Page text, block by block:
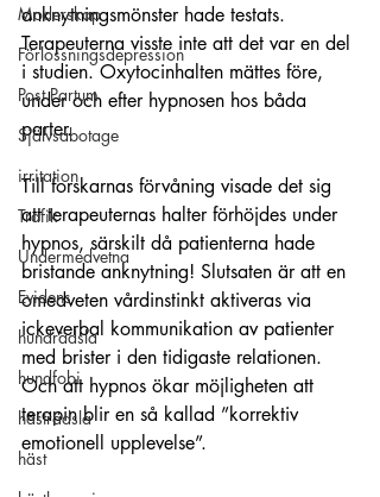
Moderskap
Förlossningsdepression
Post Partum
Självsabotage
irritation
Trafik
Undermedvetna
Evidens
hundrädsla
hundfobi
hästrädsla
häst
anknytningsmönster hade testats.
Terapeuterna visste inte att det var en del
i studien. Oxytocinhalten mättes före,
under och efter hypnosen hos båda
parter.
Till forskarnas förvåning visade det sig
att terapeuternas halter förhöjdes under
hypnos, särskilt då patienterna hade
bristande anknytning! Slutsaten är att en
omedveten vårdinstinkt aktiveras via
ickeverbal kommunikation av patienter
med brister i den tidigaste relationen.
Och att hypnos ökar möjligheten att
terapin blir en så kallad ”korrektiv
emotionell upplevelse”.